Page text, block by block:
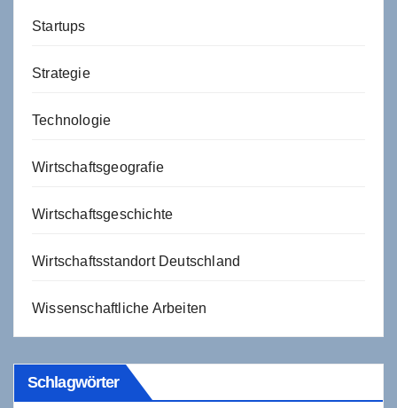
Startups
Strategie
Technologie
Wirtschaftsgeografie
Wirtschaftsgeschichte
Wirtschaftsstandort Deutschland
Wissenschaftliche Arbeiten
Schlagwörter